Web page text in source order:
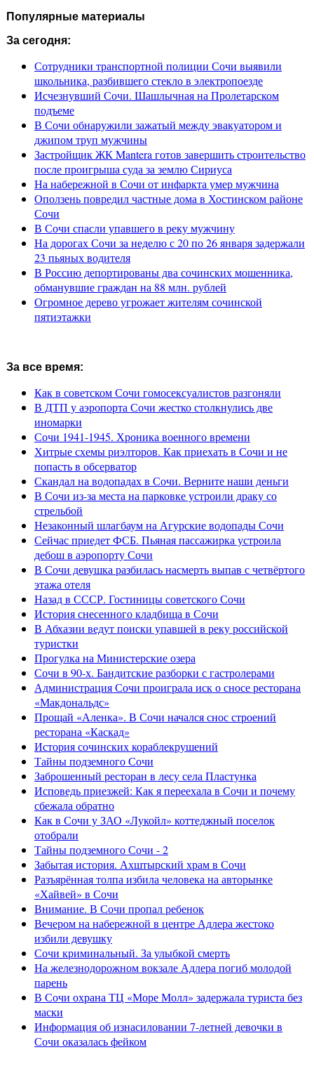
Популярные материалы
За сегодня:
Сотрудники транспортной полиции Сочи выявили
школьника, разбившего стекло в электропоезде
Исчезнувший Сочи. Шашлычная на Пролетарском
подъеме
В Сочи обнаружили зажатый между эвакуатором и
джипом труп мужчины
Застройщик ЖК Mantera готов завершить строительство
после проигрыша суда за землю Сириуса
На набережной в Сочи от инфаркта умер мужчина
Оползень повредил частные дома в Хостинском районе
Сочи
В Сочи спасли упавшего в реку мужчину
На дорогах Сочи за неделю с 20 по 26 января задержали
23 пьяных водителя
В Россию депортированы два сочинских мошенника,
обманувшие граждан на 88 млн. рублей
Огромное дерево угрожает жителям сочинской
пятиэтажки
За все время:
Как в советском Сочи гомосексуалистов разгоняли
В ДТП у аэропорта Сочи жестко столкнулись две
иномарки
Сочи 1941-1945. Хроника военного времени
Хитрые схемы риэлторов. Как приехать в Сочи и не
попасть в обсерватор
Скандал на водопадах в Сочи. Верните наши деньги
В Сочи из-за места на парковке устроили драку со
стрельбой
Незаконный шлагбаум на Агурские водопады Сочи
Сейчас приедет ФСБ. Пьяная пассажирка устроила
дебош в аэропорту Сочи
В Сочи девушка разбилась насмерть выпав с четвёртого
этажа отеля
Назад в СССР. Гостиницы советского Сочи
История снесенного кладбища в Сочи
В Абхазии ведут поиски упавшей в реку российской
туристки
Прогулка на Министерские озера
Сочи в 90-х. Бандитские разборки с гастролерами
Администрация Сочи проиграла иск о сносе ресторана
«Макдональдс»
Прощай «Аленка». В Сочи начался снос строений
ресторана «Каскад»
История сочинских кораблекрушений
Тайны подземного Сочи
Заброшенный ресторан в лесу села Пластунка
Исповедь приезжей: Как я переехала в Сочи и почему
сбежала обратно
Как в Сочи у ЗАО «Лукойл» коттеджный поселок
отобрали
Тайны подземного Сочи - 2
Забытая история. Ахштырский храм в Сочи
Разъярённая толпа избила человека на авторынке
«Хайвей» в Сочи
Внимание. В Сочи пропал ребенок
Вечером на набережной в центре Адлера жестоко
избили девушку
Сочи криминальный. За улыбкой смерть
На железнодорожном вокзале Адлера погиб молодой
парень
В Сочи охрана ТЦ «Море Молл» задержала туриста без
маски
Информация об изнасиловании 7-летней девочки в
Сочи оказалась фейком